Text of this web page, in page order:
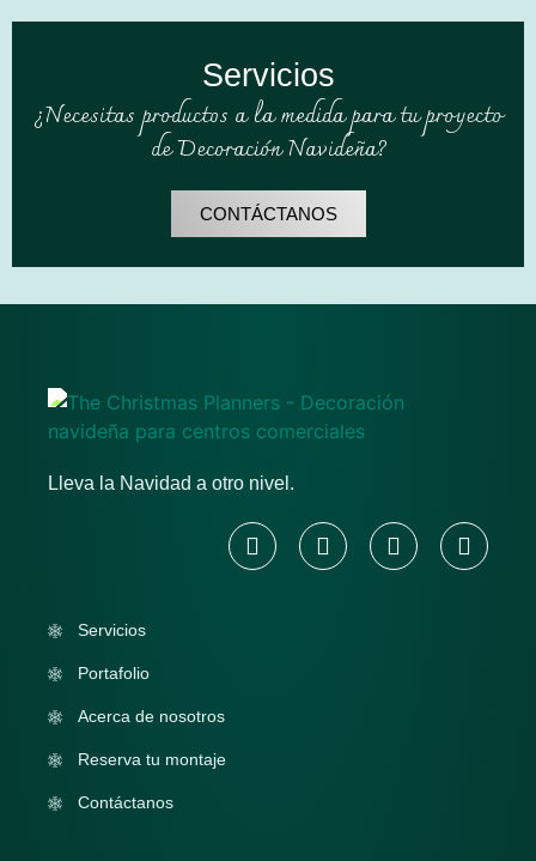
Servicios
¿Necesitas productos a la medida para tu proyecto
de Decoración Navideña?
CONTÁCTANOS
Lleva la Navidad a otro nivel.
Servicios
Portafolio
Acerca de nosotros
Reserva tu montaje
Contáctanos